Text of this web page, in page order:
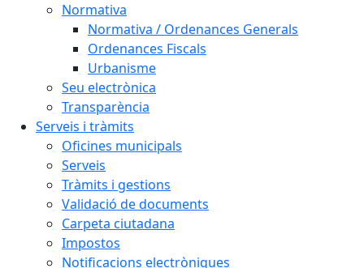
Normativa
Normativa / Ordenances Generals
Ordenances Fiscals
Urbanisme
Seu electrònica
Transparència
Serveis i tràmits
Oficines municipals
Serveis
Tràmits i gestions
Validació de documents
Carpeta ciutadana
Impostos
Notificacions electròniques